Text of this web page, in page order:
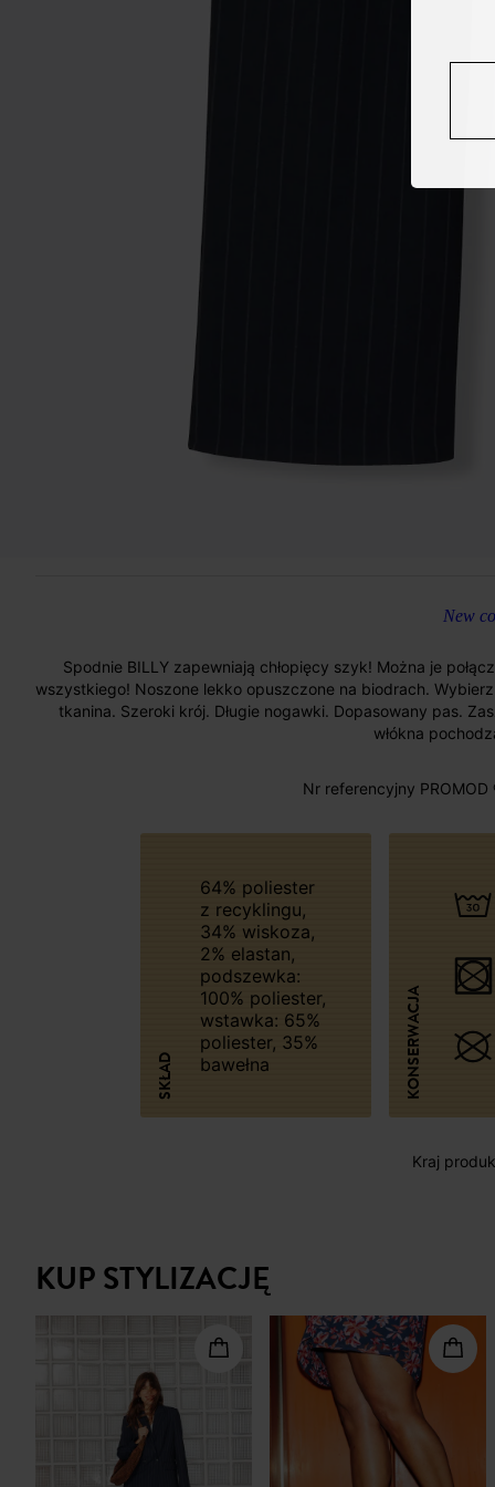
New
Spodnie BILLY zapewniają chłopięcy szyk! Można je
wszystkiego! Noszone lekko opuszczone na biodrach.
tkanina. Szeroki krój. Długie nogawki. Dopasowany pas.
włókna
Nr referencyjny
SKŁAD
64% poliester
z recyklingu,
34% wiskoza,
2% elastan,
podszewka:
100% poliester,
wstawka: 65%
poliester, 35%
bawełna
KONSERWACJA
Kraj
KUP STYLIZACJĘ